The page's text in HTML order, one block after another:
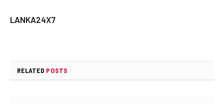
LANKA24X7
RELATED POSTS